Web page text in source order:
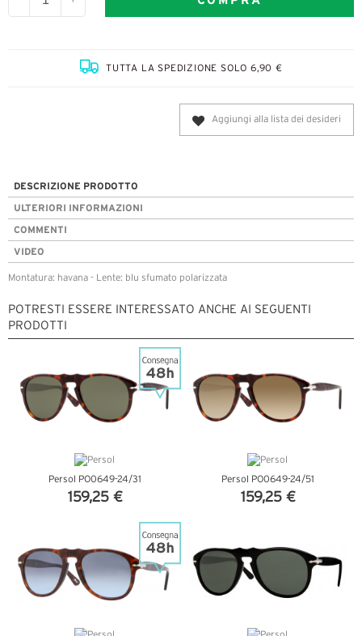
TUTTA LA SPEDIZIONE SOLO 6,90 €
Aggiungi alla lista dei desideri
DESCRIZIONE PRODOTTO
ULTERIORI INFORMAZIONI
COMMENTI
VIDEO
Montatura: havana - Lente: blu sfumato polarizzata
POTRESTI ESSERE INTERESSATO ANCHE AI SEGUENTI
PRODOTTI
Persol PO0649-24/31
159,25 €
Persol PO0649-24/51
159,25 €